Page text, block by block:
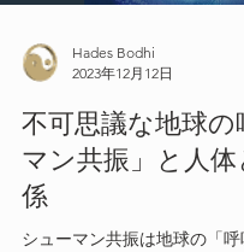
Hades Bodhi
2023年12月12日
不可思議な地球の
マン共振」と人体
係
シューマン共振は地球の「呼